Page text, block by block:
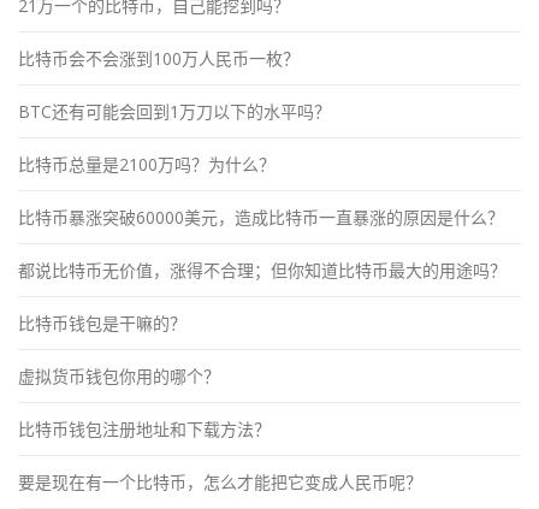
21万一个的比特币，自己能挖到吗？
比特币会不会涨到100万人民币一枚？
BTC还有可能会回到1万刀以下的水平吗？
比特币总量是2100万吗？为什么？
比特币暴涨突破60000美元，造成比特币一直暴涨的原因是什么？
都说比特币无价值，涨得不合理；但你知道比特币最大的用途吗？
比特币钱包是干嘛的？
虚拟货币钱包你用的哪个？
比特币钱包注册地址和下载方法？
要是现在有一个比特币，怎么才能把它变成人民币呢？